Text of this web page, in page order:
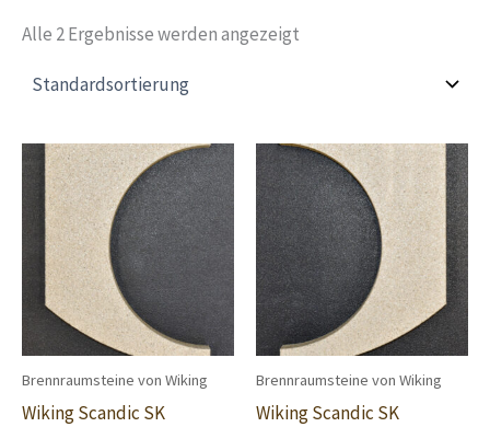
Alle 2 Ergebnisse werden angezeigt
Brennraumsteine von Wiking
Wiking Scandic SK
Brennraumsteine von Wiking
Wiking Scandic SK